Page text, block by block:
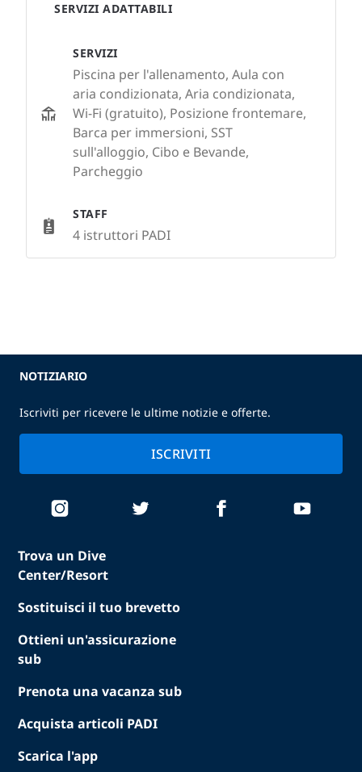
SERVIZI ADATTABILI
SERVIZI
Piscina per l'allenamento, Aula con
aria condizionata, Aria condizionata,
Wi-Fi (gratuito), Posizione frontemare,
Barca per immersioni, SST
sull'alloggio, Cibo e Bevande,
Parcheggio
STAFF
4 istruttori PADI
Trova un Dive
Center/Resort
Sostituisci il tuo brevetto
Ottieni un'assicurazione
sub
Prenota una vacanza sub
Acquista articoli PADI
Scarica l'app
NOTIZIARIO
Iscriviti per ricevere le ultime notizie e offerte.
ISCRIVITI